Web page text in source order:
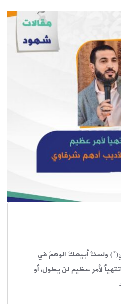
ولستُ أبيعكَ الوهمَ في
لأمرٍ عظيم لن يطول، أو